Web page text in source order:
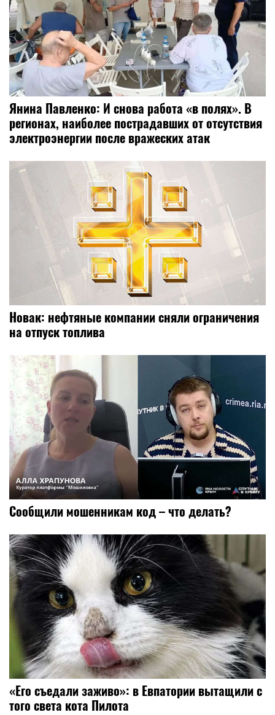
Янина Павленко: И снова работа «в полях». В
регионах, наиболее пострадавших от отсутствия
электроэнергии после вражеских атак
Новак: нефтяные компании сняли ограничения
на отпуск топлива
Сообщили мошенникам код – что делать?
«Его съедали заживо»: в Евпатории вытащили с
того света кота Пилота